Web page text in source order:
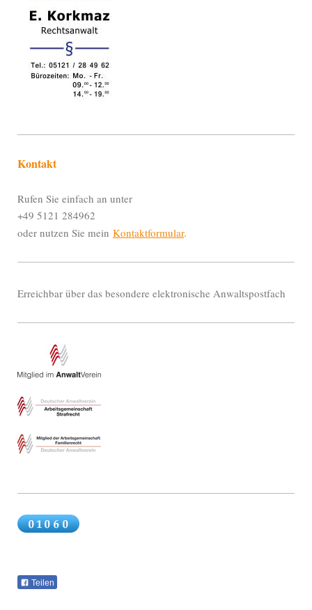
Kontakt
Rufen Sie einfach an unter
+49 5121 284962
oder nutzen Sie mein Kontaktformular.
Erreichbar über das besondere elektronische Anwaltspostfach
Teilen